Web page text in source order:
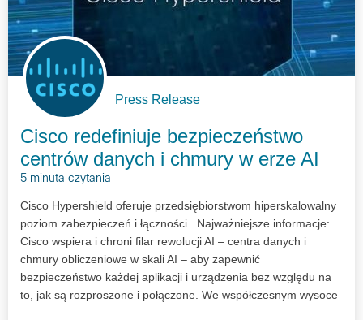
Press Release
Cisco redefiniuje bezpieczeństwo
centrów danych i chmury w erze AI
5 minuta czytania
Cisco Hypershield oferuje przedsiębiorstwom hiperskalowalny
poziom zabezpieczeń i łączności Najważniejsze informacje:
Cisco wspiera i chroni filar rewolucji AI – centra danych i
chmury obliczeniowe w skali AI – aby zapewnić
bezpieczeństwo każdej aplikacji i urządzenia bez względu na
to, jak są rozproszone i połączone. We współczesnym wysoce